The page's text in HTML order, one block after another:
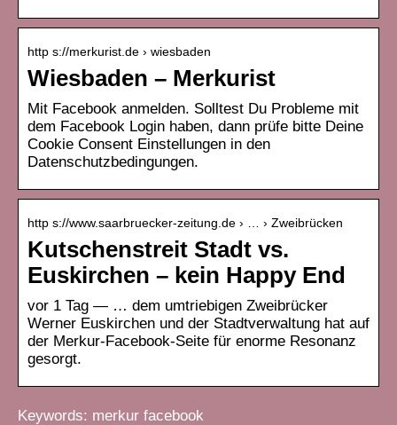
http s://merkurist.de › wiesbaden
Wiesbaden – Merkurist
Mit Facebook anmelden. Solltest Du Probleme mit
dem Facebook Login haben, dann prüfe bitte Deine
Cookie Consent Einstellungen in den
Datenschutzbedingungen.
http s://www.saarbruecker-zeitung.de › … › Zweibrücken
Kutschenstreit Stadt vs.
Euskirchen – kein Happy End
vor 1 Tag — … dem umtriebigen Zweibrücker
Werner Euskirchen und der Stadtverwaltung hat auf
der Merkur-Facebook-Seite für enorme Resonanz
gesorgt.
Keywords: merkur facebook